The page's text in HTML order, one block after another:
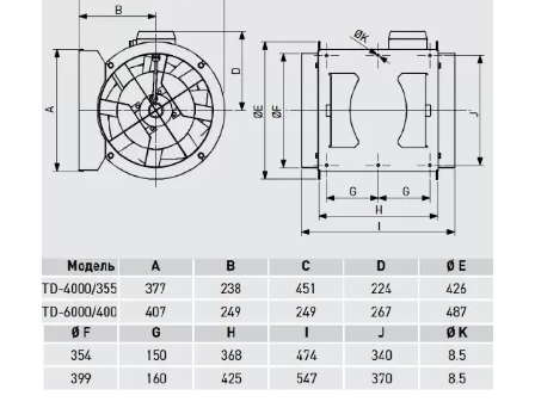
Цена
14 911 грн
Купить
11 712 грн
Купить
В наличии
Испания
Канальный вентилятор
Soler&Palau TD-800/200 N 3V
Цена
19 641 грн
Купить
Испания
Канальный вентилятор
Soler&Palau TD-500/150 3V
Цена
16 730 грн
Купить